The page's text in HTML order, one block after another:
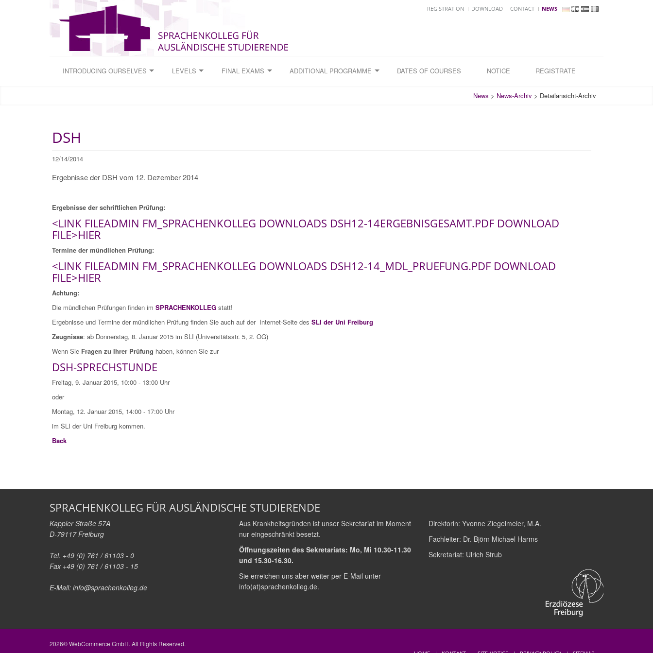
REGISTRATION DOWNLOAD CONTACT NEWS
INTRODUCING OURSELVES LEVELS FINAL EXAMS ADDITIONAL PROGRAMME DATES OF COURSES NOTICE REGISTRATE
News > News-Archiv > Detailansicht-Archiv
DSH
12/14/2014
Ergebnisse der DSH vom 12. Dezember 2014
Ergebnisse der schriftlichen Prüfung:
<LINK FILEADMIN FM_SPRACHENKOLLEG DOWNLOADS DSH12-14ERGEBNISGESAMT.PDF DOWNLOAD
FILE>HIER
Termine der mündlichen Prüfung:
<LINK FILEADMIN FM_SPRACHENKOLLEG DOWNLOADS DSH12-14_MDL_PRUEFUNG.PDF DOWNLOAD
FILE>HIER
Achtung:
Die mündlichen Prüfungen finden im SPRACHENKOLLEG statt!
Ergebnisse und Termine der mündlichen Prüfung finden Sie auch auf der Internet-Seite des SLI der Uni Freiburg
Zeugnisse: ab Donnerstag, 8. Januar 2015 im SLI (Universitätsstr. 5, 2. OG)
Wenn Sie Fragen zu Ihrer Prüfung haben, können Sie zur
DSH-SPRECHSTUNDE
Freitag, 9. Januar 2015, 10:00 - 13:00 Uhr
oder
Montag, 12. Januar 2015, 14:00 - 17:00 Uhr
im SLI der Uni Freiburg kommen.
Back
SPRACHENKOLLEG FÜR AUSLÄNDISCHE STUDIERENDE
Kappler Straße 57A
D-79117 Freiburg
Tel. +49 (0) 761 / 61103 - 0
Fax +49 (0) 761 / 61103 - 15
E-Mail: info@sprachenkolleg.de
Aus Krankheitsgründen ist unser Sekretariat im Moment
nur eingeschränkt besetzt.
Öffnungszeiten des Sekretariats: Mo, Mi 10.30-11.30
und 15.30-16.30.
Sie erreichen uns aber weiter per E-Mail unter
info(at)sprachenkolleg.de.
Direktorin: Yvonne Ziegelmeier, M.A.
Fachleiter: Dr. Björn Michael Harms
Sekretariat: Ulrich Strub
2026© WebCommerce GmbH. All Rights Reserved.